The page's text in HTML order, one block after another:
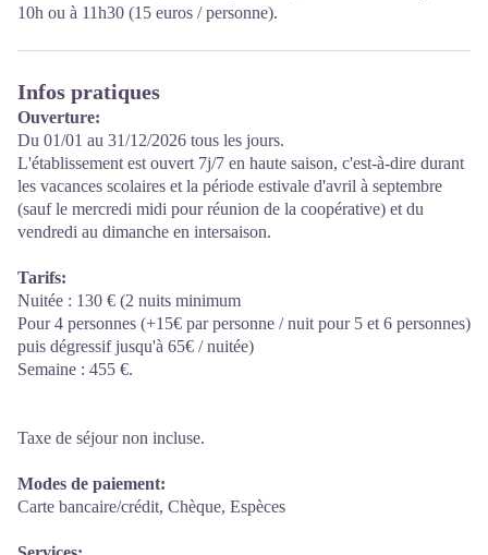
10h ou à 11h30 (15 euros / personne).
Infos pratiques
Ouverture:
Du 01/01 au 31/12/2026 tous les jours.
L'établissement est ouvert 7j/7 en haute saison, c'est-à-dire durant
les vacances scolaires et la période estivale d'avril à septembre
(sauf le mercredi midi pour réunion de la coopérative) et du
vendredi au dimanche en intersaison.
Tarifs:
Nuitée : 130 € (2 nuits minimum
Pour 4 personnes (+15€ par personne / nuit pour 5 et 6 personnes)
puis dégressif jusqu'à 65€ / nuitée)
Semaine : 455 €.
Taxe de séjour non incluse.
Modes de paiement:
Carte bancaire/crédit, Chèque, Espèces